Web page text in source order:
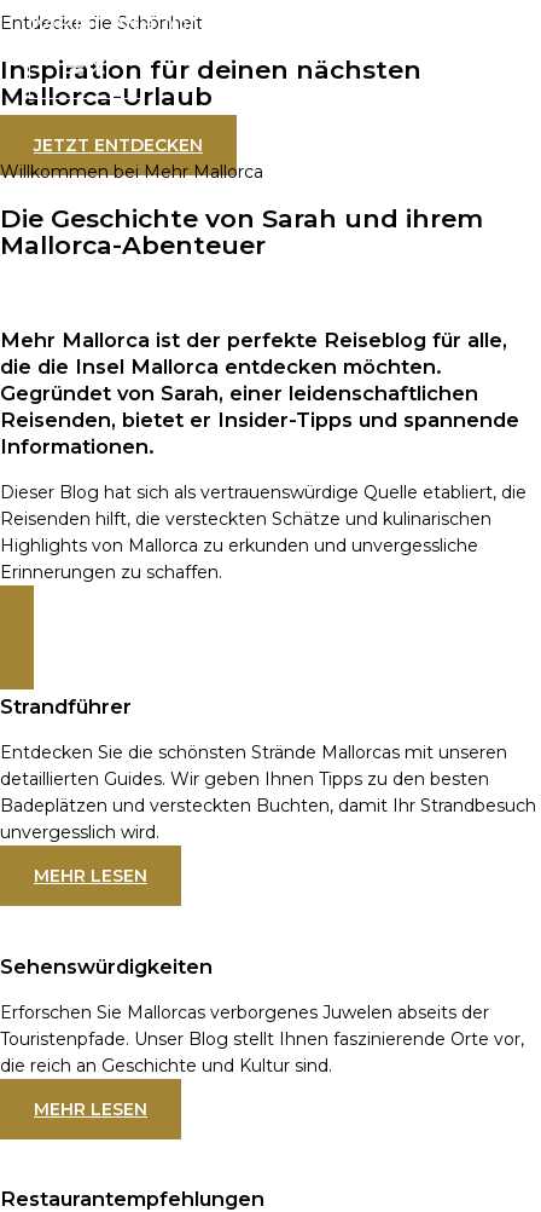
Zum
springen
Mehr Mallorca
MAIN
MENU
Entdecke die Schönheit
Inspiration für deinen nächsten
Mallorca-Urlaub
JETZT ENTDECKEN
Willkommen bei Mehr Mallorca
Die Geschichte von Sarah und ihrem
Mallorca-Abenteuer
Mehr Mallorca ist der perfekte Reiseblog für alle,
die die Insel Mallorca entdecken möchten.
Gegründet von Sarah, einer leidenschaftlichen
Reisenden, bietet er Insider-Tipps und spannende
Informationen.
Dieser Blog hat sich als vertrauenswürdige Quelle etabliert, die
Reisenden hilft, die versteckten Schätze und kulinarischen
Highlights von Mallorca zu erkunden und unvergessliche
Erinnerungen zu schaffen.
Strandführer
Entdecken Sie die schönsten Strände Mallorcas mit unseren
detaillierten Guides. Wir geben Ihnen Tipps zu den besten
Badeplätzen und versteckten Buchten, damit Ihr Strandbesuch
unvergesslich wird.
MEHR LESEN
Sehenswürdigkeiten
Erforschen Sie Mallorcas verborgenes Juwelen abseits der
Touristenpfade. Unser Blog stellt Ihnen faszinierende Orte vor,
die reich an Geschichte und Kultur sind.
MEHR LESEN
Restaurantempfehlungen